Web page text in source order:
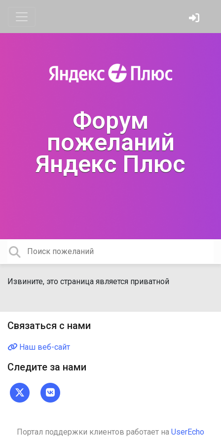
Форум
пожеланий
Яндекс Плюс
Извините, это страница является приватной
Связаться с нами
Наш веб-сайт
Следите за нами
Портал поддержки клиентов работает на UserEcho